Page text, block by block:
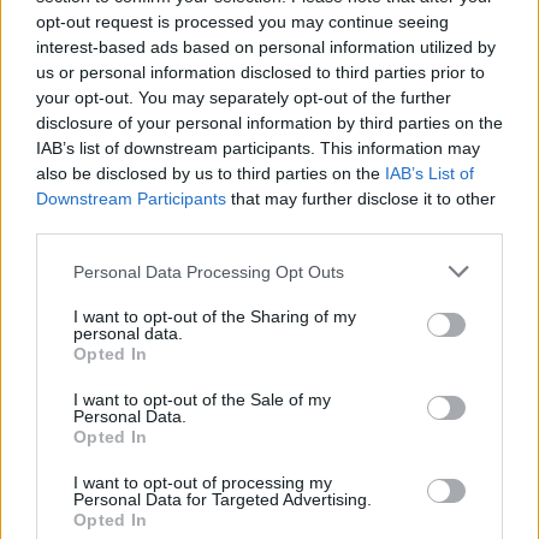
opt-out request is processed you may continue seeing
interest-based ads based on personal information utilized by
us or personal information disclosed to third parties prior to
your opt-out. You may separately opt-out of the further
disclosure of your personal information by third parties on the
IAB’s list of downstream participants. This information may
also be disclosed by us to third parties on the IAB’s List of
Downstream Participants that may further disclose it to other
Please note that this website/app uses one or more Google
not limited to your visit or usage behaviour. You may click to
grant or deny consent to Google and its third-party tags to
use your data for below specified purposes in below Google
consent section.
Personal Data Processing Opt Outs
I want to opt-out of the Sharing of my
personal data.
Opted In
I want to opt-out of the Sale of my
Personal Data.
Opted In
I want to opt-out of processing my
Personal Data for Targeted Advertising.
Opted In
κατ'εξαίρεση, ενώ τα προηγούμενα χρόνια δεν
λειτουργούσε, βάσει Συλλογικής Σύμβασης
Εργασίας, κανονισμού εργασίας, επιχειρησιακής
συνήθειας ή εθίμου, τότε για πλήρη απασχόλησή
τους οι υπάλληλοι δικαιούνται προσαύξηση
μισθού κατά 1/25 και οι αμειβόμενοι με
ημερομίσθιο ένα ακόμα ημερομίσθιό τους, επί του
προσαύξηση κατά 75% για την εργασία σε ημέρες
αργίας.
ΑΣΕΠ: Πιστοποίηση Αγγλικών σε